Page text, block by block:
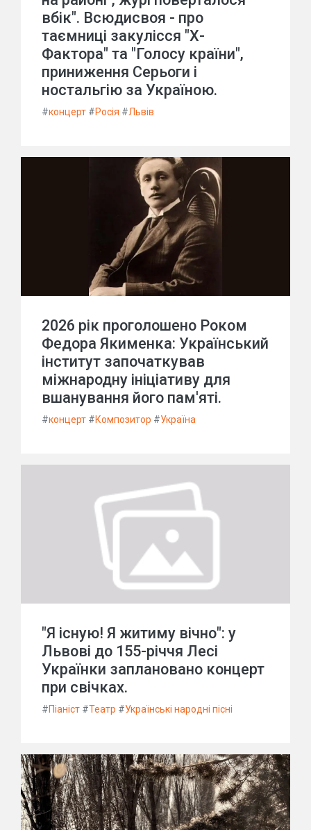
вбік". Всюдисвоя - про
таємниці закулісся "Х-
Фактора" та "Голосу країни",
приниження Серьоги і
ностальгію за Україною.
#концерт #Росія #Львів
2026 рік проголошено Роком
Федора Якименка: Український
інститут започаткував
міжнародну ініціативу для
вшанування його пам'яті.
#концерт #Композитор #Україна
"Я існую! Я житиму вічно": у
Львові до 155-річчя Лесі
Українки заплановано концерт
при свічках.
#Піаніст #Театр #Українські народні пісні